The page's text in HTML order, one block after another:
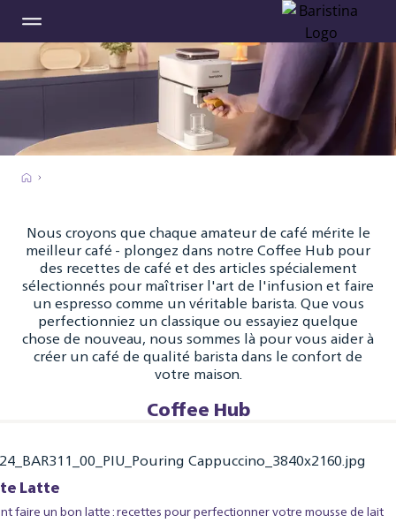
Nous croyons que chaque amateur de café mérite le
meilleur café - plongez dans notre Coffee Hub pour
des recettes de café et des articles spécialement
sélectionnés pour maîtriser l'art de l'infusion et faire
un espresso comme un véritable barista. Que vous
perfectionniez un classique ou essayiez quelque
chose de nouveau, nous sommes là pour vous aider à
créer un café de qualité barista dans le confort de
votre maison.
Coffee Hub
Latte
faire un bon latte : recettes pour perfectionner votre mousse de lait